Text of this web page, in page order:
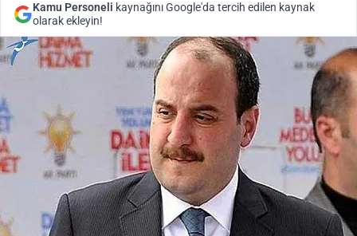
Kamu Personeli kaynağını Google'da tercih edilen kaynak
olarak ekleyin!